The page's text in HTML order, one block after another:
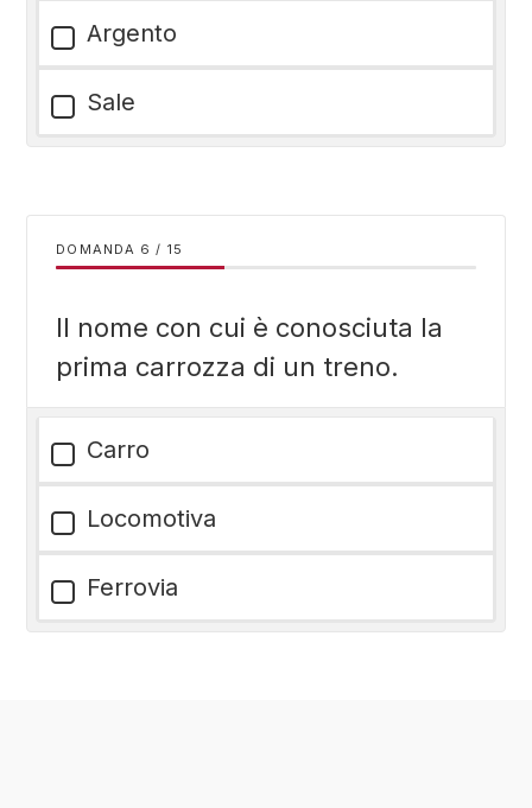
Argento
Sale
DOMANDA / 15
Il nome con cui è conosciuta la
prima carrozza di un treno.
Carro
Locomotiva
Ferrovia